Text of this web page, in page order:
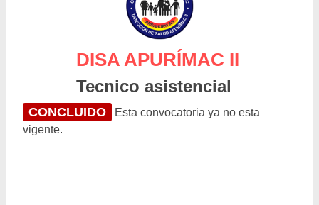
DISA APURÍMAC II
Tecnico asistencial
CONCLUIDO
Esta convocatoria ya no esta
vigente.